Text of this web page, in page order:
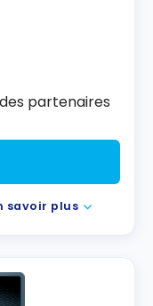
partenaires
savoir plus